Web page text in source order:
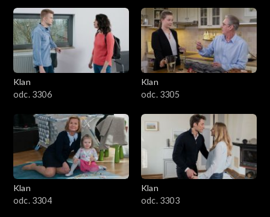
Klan
odc. 3306
Klan
odc. 3305
Klan
odc. 3304
Klan
odc. 3303